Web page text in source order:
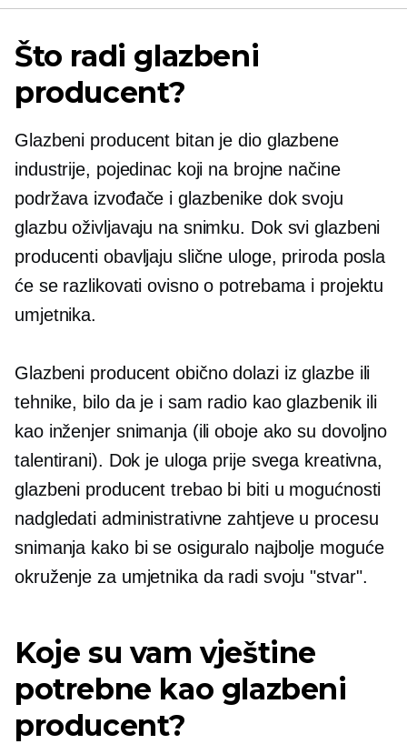
Što radi glazbeni
producent?
Glazbeni producent bitan je dio glazbene
industrije, pojedinac koji na brojne načine
podržava izvođače i glazbenike dok svoju
glazbu oživljavaju na snimku. Dok svi glazbeni
producenti obavljaju slične uloge, priroda posla
će se razlikovati ovisno o potrebama i projektu
umjetnika.
Glazbeni producent obično dolazi iz glazbe ili
tehnike, bilo da je i sam radio kao glazbenik ili
kao inženjer snimanja (ili oboje ako su dovoljno
talentirani). Dok je uloga prije svega kreativna,
glazbeni producent trebao bi biti u mogućnosti
nadgledati administrativne zahtjeve u procesu
snimanja kako bi se osiguralo najbolje moguće
okruženje za umjetnika da radi svoju "stvar".
Koje su vam vještine
potrebne kao glazbeni
producent?